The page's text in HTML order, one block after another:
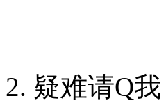
疑难请Q我